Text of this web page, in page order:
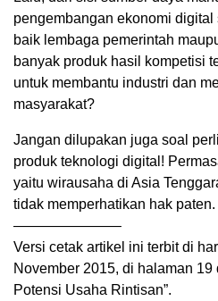
pengembangan ekonomi
baik lembaga pemerintah
banyak produk hasil kompetisi
untuk membantu industri dan
masyarakat?
Jangan dilupakan juga soal
produk teknologi digital!
yaitu wirausaha di Asia
tidak memperhatikan hak
———————–
Versi cetak artikel ini terbit di
November 2015, di halaman 19
Potensi Usaha Rintisan”.